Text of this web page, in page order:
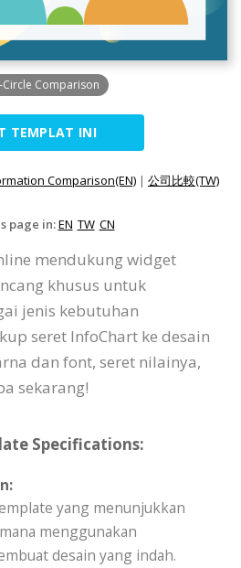
Circle Comparison
TEMPLAT INI
Comparison(EN) | 公司比較(TW)
page in:EN TW CN
mendukung widget
khusus untuk
jenis kebutuhan
seret InfoChart ke desain
dan font, seret nilainya,
sekarang!
Specifications:
yang menunjukkan
menggunakan
desain yang indah.